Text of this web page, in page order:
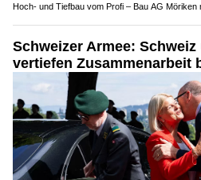
Hoch- und Tiefbau vom Profi – Bau AG Möriken
Schweizer Armee:
vertiefen Zusammenarbeit